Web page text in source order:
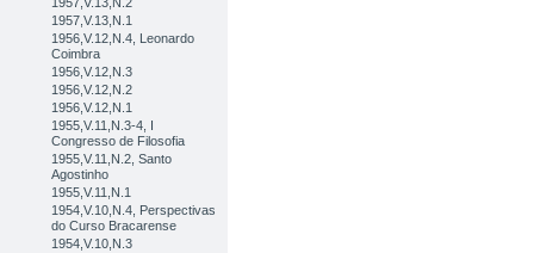
1957,V.13,N.1
1956,V.12,N.4, Leonardo
Coimbra
1956,V.12,N.3
1956,V.12,N.2
1956,V.12,N.1
1955,V.11,N.3-4, I
Congresso de Filosofia
1955,V.11,N.2, Santo
Agostinho
1955,V.11,N.1
1954,V.10,N.4, Perspectivas
do Curso Bracarense
1954,V.10,N.3